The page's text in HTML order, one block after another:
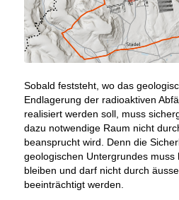
Sobald feststeht, wo das
Endlagerung der radioaktiven
realisiert werden soll, muss
dazu notwendige Raum nicht
beansprucht wird. Denn die
geologischen Untergrundes muss
bleiben und darf nicht durch
beeinträchtigt werden.